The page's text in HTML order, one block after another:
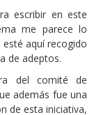
escribir en este
me parece lo
aquí recogido
de adeptos.
del comité de
además fue una
de esta iniciativa,